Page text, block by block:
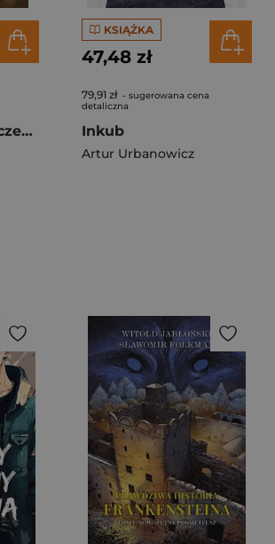
Ostatnie namaszczenie
KSIĄŻKA
47,48 zł
79,91 zł - sugerowana cena
detaliczna
Inkub
Artur Urbanowicz